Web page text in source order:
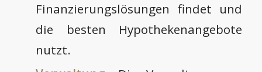
Finanzierungslösungen findet und
die besten Hypothekenangebote
nutzt.